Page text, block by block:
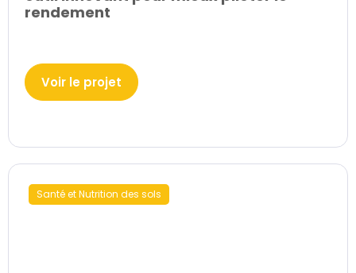
rendement
Voir le projet
Santé et Nutrition des sols